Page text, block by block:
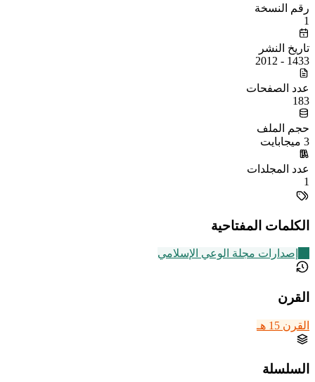
رقم النسخة
1
تاريخ النشر
1433 - 2012
عدد الصفحات
183
حجم الملف
3 ميجابايت
عدد المجلدات
1
الكلمات المفتاحية
إصدارات مجلة الوعي الإسلامي
القرن
القرن 15 هـ
السلسلة